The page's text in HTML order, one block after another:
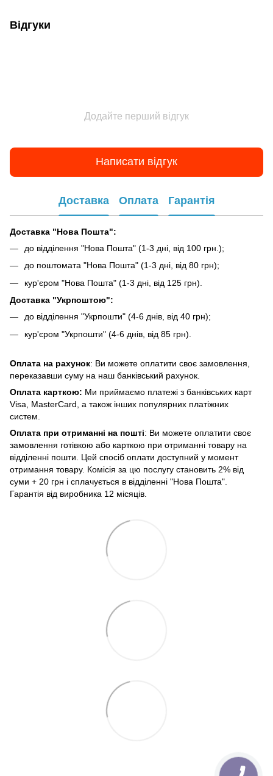
Відгуки
Додайте перший відгук
Написати відгук
Доставка Оплата Гарантія
Доставка "Нова Пошта":
до відділення "Нова Пошта" (1-3 дні, від 100 грн.);
до поштомата "Нова Пошта" (1-3 дні, від 80 грн);
кур'єром "Нова Пошта" (1-3 дні, від 125 грн).
Доставка "Укрпоштою":
до відділення "Укрпошти" (4-6 днів, від 40 грн);
кур'єром "Укрпошти" (4-6 днів, від 85 грн).
Оплата на рахунок: Ви можете оплатити своє замовлення,
переказавши суму на наш банківський рахунок.
Оплата карткою: Ми приймаємо платежі з банківських карт
Visa, MasterCard, а також інших популярних платіжних
систем.
Оплата при отриманні на пошті: Ви можете оплатити своє
замовлення готівкою або карткою при отриманні товару на
відділенні пошти. Цей спосіб оплати доступний у момент
отримання товару. Комісія за цю послугу становить 2% від
суми + 20 грн і сплачується в відділенні "Нова Пошта".
Гарантія від виробника 12 місяців.